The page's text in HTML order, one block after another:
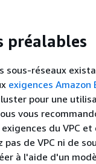
préalables
sous-réseaux
exigences Amazon
pour une
vous
du VPC et
pas de VPC ni de
à l'aide d'un